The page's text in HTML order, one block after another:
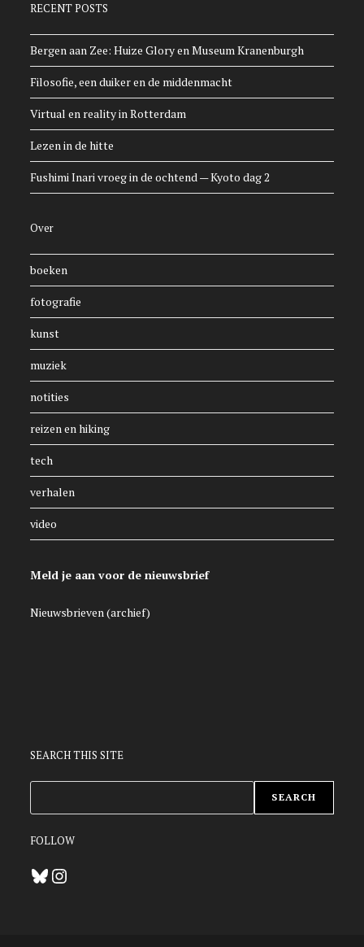
RECENT POSTS
Bergen aan Zee: Huize Glory en Museum Kranenburgh
Filosofie, een duiker en de middenmacht
Virtual en reality in Rotterdam
Lezen in de hitte
Fushimi Inari vroeg in de ochtend — Kyoto dag 2
Over
boeken
fotografie
kunst
muziek
notities
reizen en hiking
tech
verhalen
video
Meld je aan voor de nieuwsbrief
Nieuwsbrieven (archief)
SEARCH THIS SITE
SEARCH
FOLLOW
BlueskyInstagram